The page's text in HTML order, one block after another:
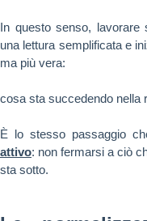
In questo senso, lavorare
una lettura semplificata e
ma più vera:
cosa sta succedendo nella
È lo stesso passaggio
attivo: non fermarsi a ciò
sta sotto.